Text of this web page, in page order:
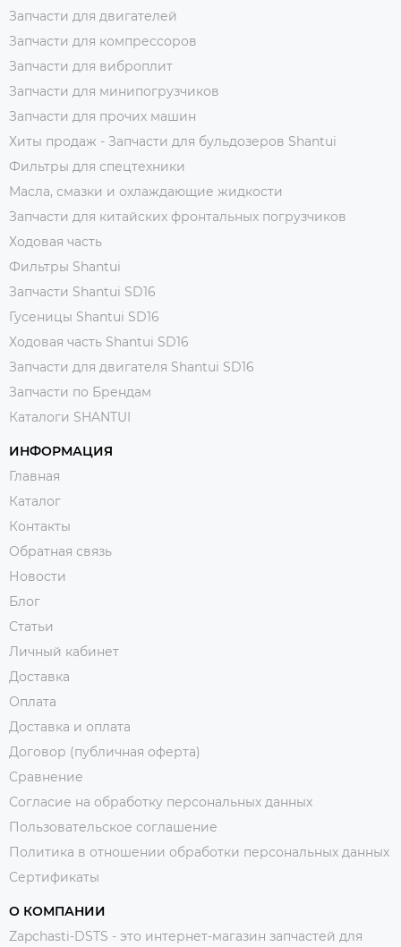
Запчасти для двигателей
Запчасти для компрессоров
Запчасти для виброплит
Запчасти для минипогрузчиков
Запчасти для прочих машин
Хиты продаж - Запчасти для бульдозеров Shantui
Фильтры для спецтехники
Масла, смазки и охлаждающие жидкости
Запчасти для китайских фронтальных погрузчиков
Ходовая часть
Фильтры Shantui
Запчасти Shantui SD16
Гусеницы Shantui SD16
Ходовая часть Shantui SD16
Запчасти для двигателя Shantui SD16
Запчасти по Брендам
Каталоги SHANTUI
ИНФОРМАЦИЯ
Главная
Каталог
Контакты
Обратная связь
Новости
Блог
Статьи
Личный кабинет
Доставка
Оплата
Доставка и оплата
Договор (публичная оферта)
Сравнение
Согласие на обработку персональных данных
Пользовательское соглашение
Политика в отношении обработки персональных данных
Сертификаты
О КОМПАНИИ
Zapchasti-DSTS - это интернет-магазин запчастей для